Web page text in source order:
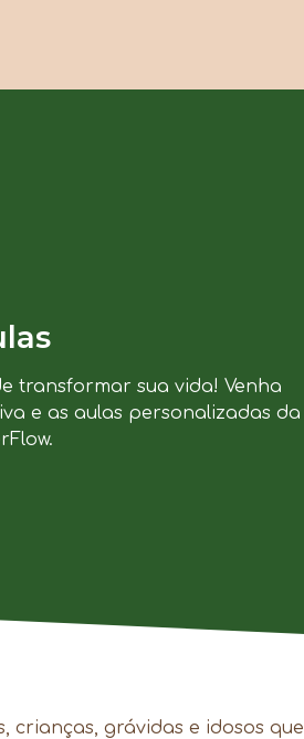
transformar sua vida! Venha
e as aulas personalizadas da
crianças, grávidas e idosos que